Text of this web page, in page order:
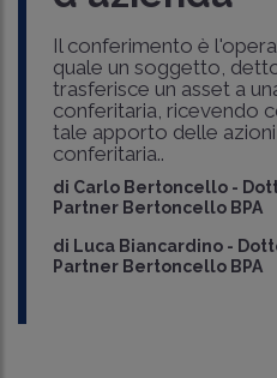
Il conferimento è
quale un soggetto,
trasferisce un asset a
conferitaria, ricevendo
tale apporto delle
conferitaria..
di Carlo Bertoncello -
Partner Bertoncello BPA
di Luca Biancardino -
Partner Bertoncello BPA